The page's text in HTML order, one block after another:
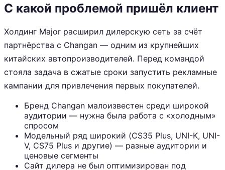
С какой проблемой пришёл клиент
Холдинг Major расширил дилерскую сеть за счёт
партнёрства с Changan — одним из крупнейших
китайских автопроизводителей. Перед командой
стояла задача в сжатые сроки запустить рекламные
кампании для привлечения первых покупателей.
Бренд Changan малоизвестен среди широкой
аудитории — нужна была работа с «холодным»
спросом
Модельный ряд широкий (CS35 Plus, UNI-K, UNI-
V, CS75 Plus и другие) — разные аудитории и
ценовые сегменты
Сайт дилера не был оптимизирован под